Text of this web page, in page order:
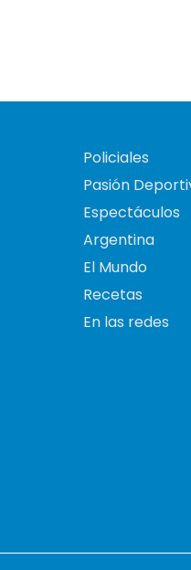
Policiales
Pasión
Espectáculos
Argentina
El Mundo
Recetas
En las redes